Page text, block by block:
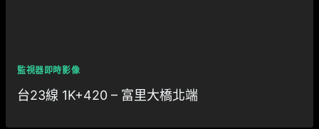
監視器即時影像
台23線 1K+420 – 富里大橋北端